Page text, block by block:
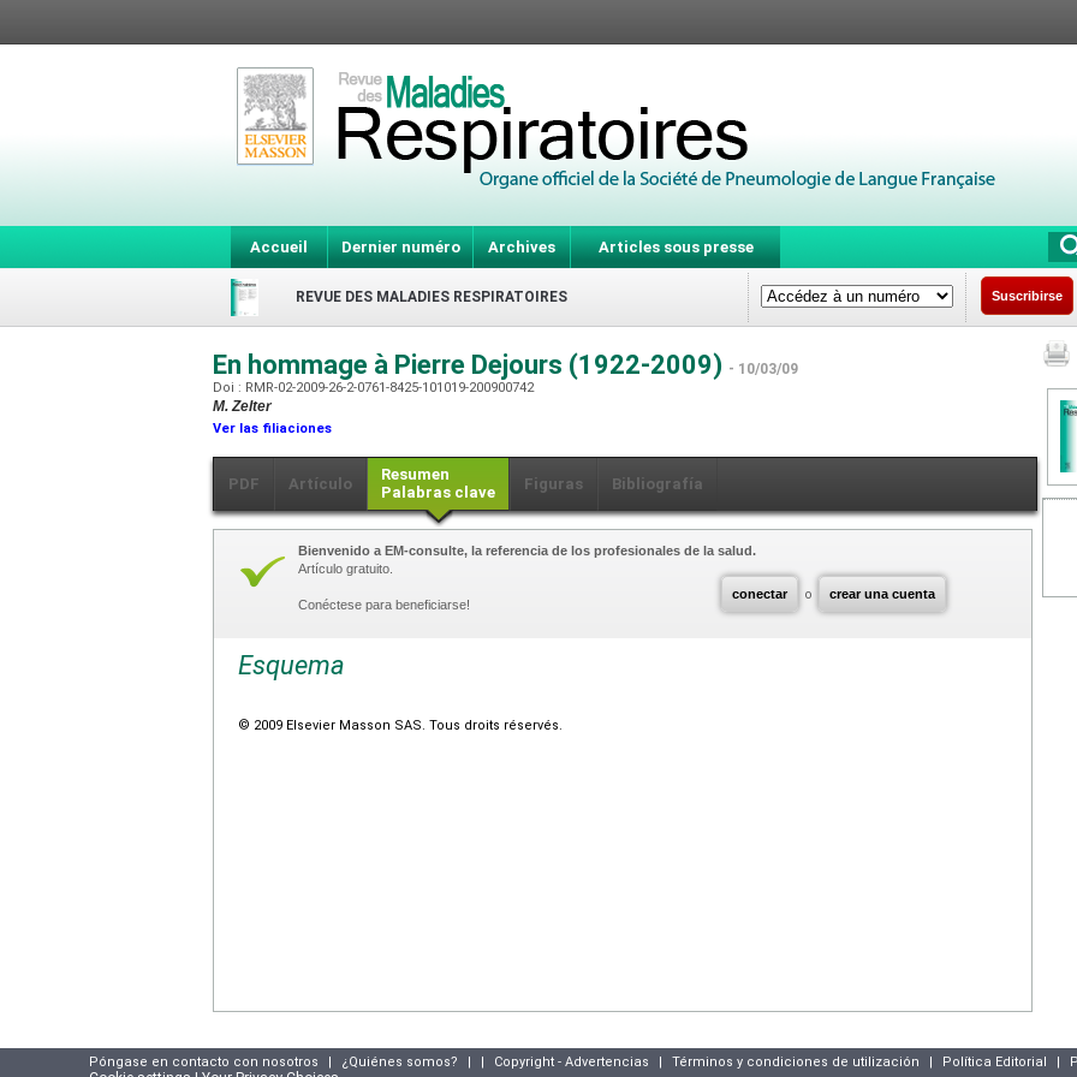
Accueil Dernier numéro Archives Articles sous presse
REVUE DES MALADIES RESPIRATOIRES Suscribirse
En hommage à Pierre Dejours (1922-2009) - 10/03/09
Doi : RMR-02-2009-26-2-0761-8425-101019-200900742
M. Zelter
Ver las filiaciones
PDF Artículo
Resumen
Palabras clave
Figuras Bibliografía
conectar o crear una cuenta
Bienvenido a EM-consulte, la referencia de los profesionales de la salud.
Artículo gratuito.
Conéctese para beneficiarse!
Esquema
© 2009 Elsevier Masson SAS. Tous droits réservés.
Póngase en contacto con nosotros | ¿Quiénes somos? | | Copyright - Advertencias | Términos y condiciones de utilización | Política Editorial |